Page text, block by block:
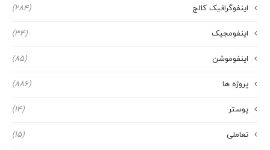
اینفوگرافیک کالج (284)
اینفومجیک (34)
اینفوموشن (85)
پروژه ها (886)
پوستر (14)
تعاملی (15)